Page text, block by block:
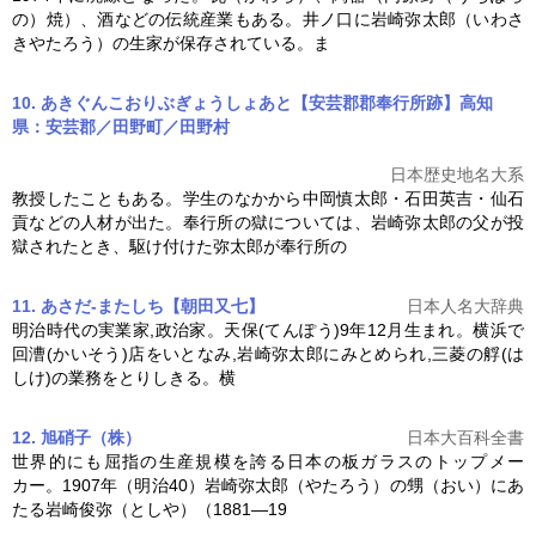
の）焼）、酒などの伝統産業もある。井ノ口に岩崎弥太郎 （いわさ
きやたろう）の生家が保存されている。ま
10. あきぐんこおりぶぎょうしょあと【安芸郡郡奉行所跡】高知
県：安芸郡／田野町／田野村
日本歴史地名大系
教授したこともある。学生のなかから中岡慎太郎・石田英吉・仙石
貢などの人材が出た。奉行所の獄については、 岩崎弥太郎の父が投
獄されたとき、駆け付けた弥太郎が奉行所の
11. あさだ-またしち【朝田又七】
日本人名大辞典
明治時代の実業家,政治家。天保(てんぽう)9年12月生まれ。横浜で
回漕(かいそう)店をいとなみ, 岩崎弥太郎にみとめられ,三菱の艀(は
しけ)の業務をとりしきる。横
12. 旭硝子（株）
日本大百科全書
世界的にも屈指の生産規模を誇る日本の板ガラスのトップメー
カー。1907年（明治40） 岩崎弥太郎 （やたろう）の甥（おい）にあ
たる岩崎俊弥（としや）（1881―19